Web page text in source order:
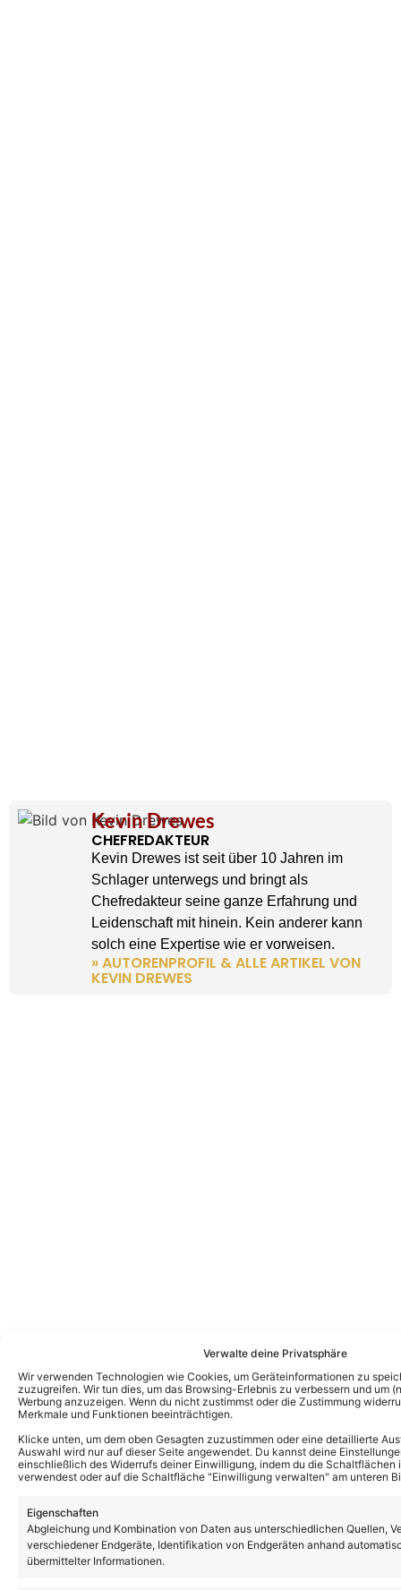
Verwalte deine Privatsphäre
Wir verwenden Technologien wie Cookies, um Geräteinformationen zu
zuzugreifen. Wir tun dies, um das Browsing-Erlebnis zu verbessern und um
Werbung anzuzeigen. Wenn du nicht zustimmst oder die Zustimmung
Merkmale und Funktionen beeinträchtigen.
Klicke unten, um dem oben Gesagten zuzustimmen oder eine detaillierte
Auswahl wird nur auf dieser Seite angewendet. Du kannst deine
einschließlich des Widerrufs deiner Einwilligung, indem du die
verwendest oder auf die Schaltfläche "Einwilligung verwalten" am unteren
Eigenschaften
Abgleichung und Kombination von Daten aus unterschiedlichen Quellen,
verschiedener Endgeräte, Identifikation von Endgeräten anhand
übermittelter Informationen.
Kevin Drewes
CHEFREDAKTEUR
Kevin Drewes ist seit über 10 Jahren im
Schlager unterwegs und bringt als
Chefredakteur seine ganze Erfahrung und
Leidenschaft mit hinein. Kein anderer kann
solch eine Expertise wie er vorweisen.
» AUTORENPROFIL & ALLE ARTIKEL VON
KEVIN DREWES
Das könnte Euch auch interessieren:
„Die große Maus-Show“: Nächste Ausgabe
im September – mit Beatrice Egli als Gast!
„Schlagernacht der Stars“ in Wiesmoor:
Ablaufplan am 08.08.26 – wer tritt wann
auf?